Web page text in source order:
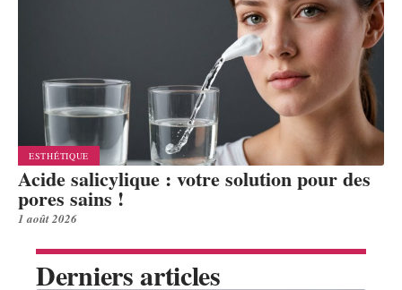
ESTHÉTIQUE
Acide salicylique : votre solution pour des
pores sains !
1 août 2026
Derniers articles